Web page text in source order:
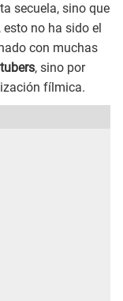
secuela, sino que
no ha sido el
con muchas
, sino por
fílmica.